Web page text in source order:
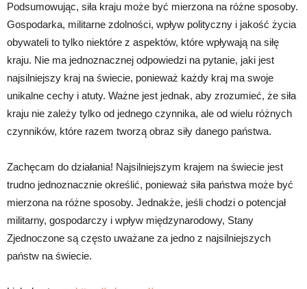
Podsumowując, siła kraju może być mierzona na różne sposoby.
Gospodarka, militarne zdolności, wpływ polityczny i jakość życia
obywateli to tylko niektóre z aspektów, które wpływają na siłę
kraju. Nie ma jednoznacznej odpowiedzi na pytanie, jaki jest
najsilniejszy kraj na świecie, ponieważ każdy kraj ma swoje
unikalne cechy i atuty. Ważne jest jednak, aby zrozumieć, że siła
kraju nie zależy tylko od jednego czynnika, ale od wielu różnych
czynników, które razem tworzą obraz siły danego państwa.
Zachęcam do działania! Najsilniejszym krajem na świecie jest
trudno jednoznacznie określić, ponieważ siła państwa może być
mierzona na różne sposoby. Jednakże, jeśli chodzi o potencjał
militarny, gospodarczy i wpływ międzynarodowy, Stany
Zjednoczone są często uważane za jedno z najsilniejszych
państw na świecie.